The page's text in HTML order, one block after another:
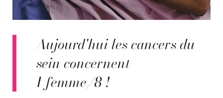
Aujourd'hui les cancers du
sein concernent
1 femme/8 !